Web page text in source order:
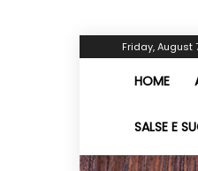
Friday, August
HOME
SALSE E